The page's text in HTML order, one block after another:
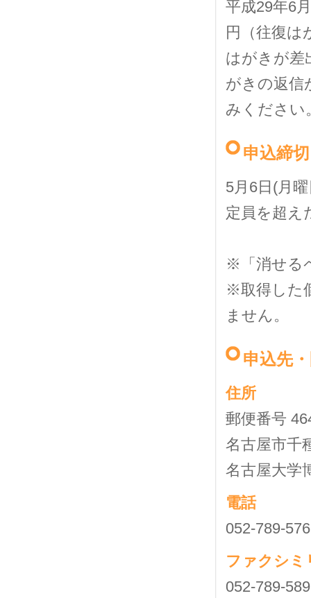
平成29年6
円（往復は
はがきが差
がきの返信
みください
申込締切
5月6日(月
定員を超え
※「消せる
※取得した
ません。
申込先
住所
郵便番号
名古屋市千
名古屋大学
電話
052-789-
ファクシミ
052-789-